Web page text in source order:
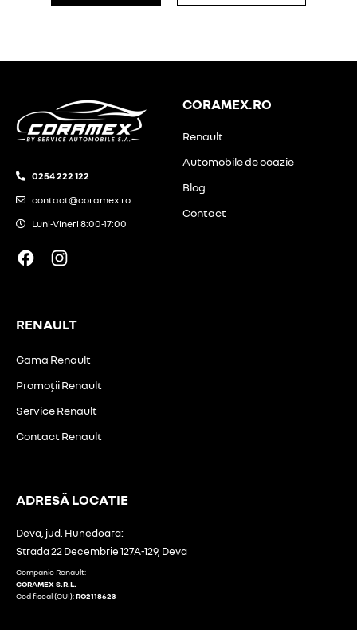
0254 222 122
contact@coramex.ro
Luni-Vineri 8:00-17:00
CORAMEX.RO
Renault
Automobile de ocazie
Blog
Contact
RENAULT
Gama Renault
Promoții Renault
Service Renault
Contact Renault
ADRESĂ LOCAȚIE
Deva, jud. Hunedoara:
Strada 22 Decembrie 127A-129, Deva
Companie Renault:
CORAMEX S.R.L.
Cod fiscal (CUI):RO2118623